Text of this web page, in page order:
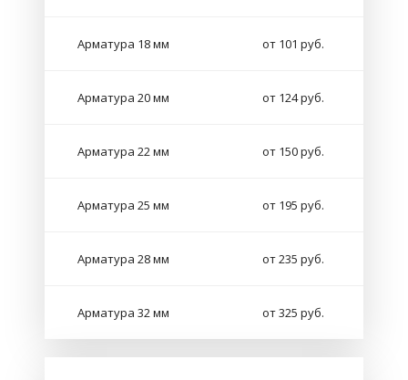
Арматура 18 мм от 101 руб.
Арматура 20 мм от 124 руб.
Арматура 22 мм от 150 руб.
Арматура 25 мм от 195 руб.
Арматура 28 мм от 235 руб.
Арматура 32 мм от 325 руб.